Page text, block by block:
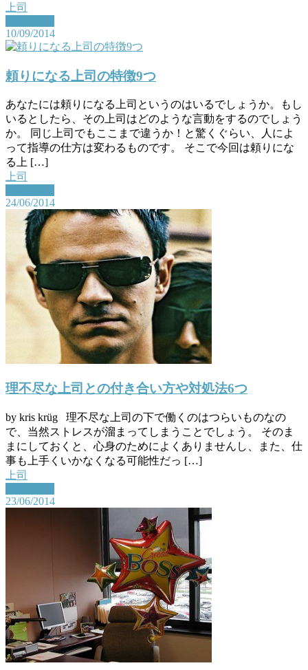
上司
10/09/2014
頼りになる上司の特徴9つ
あなたには頼りになる上司というのはいるでしょうか。もし
いるとしたら、その上司はどのような言動をするのでしょう
か。 同じ上司でもここまで違うか！と驚くぐらい、人によ
って指導の仕方は変わるものです。 そこで今回は頼りにな
る上 […]
上司
24/06/2014
理不尽な上司との付き合い方や対処法6つ
by kris krüg 理不尽な上司の下で働くのはつらいものなの
で、当然ストレスが溜まってしまうことでしょう。 そのま
まにしておくと、心身のためによくありませんし、また、仕
事も上手くいかなくなる可能性だっ […]
上司
23/06/2014